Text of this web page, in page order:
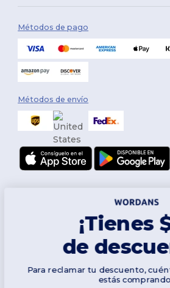
Métodos de pago
Métodos de envío
¡Tienes
de
Para reclamar tu descuento,
estás